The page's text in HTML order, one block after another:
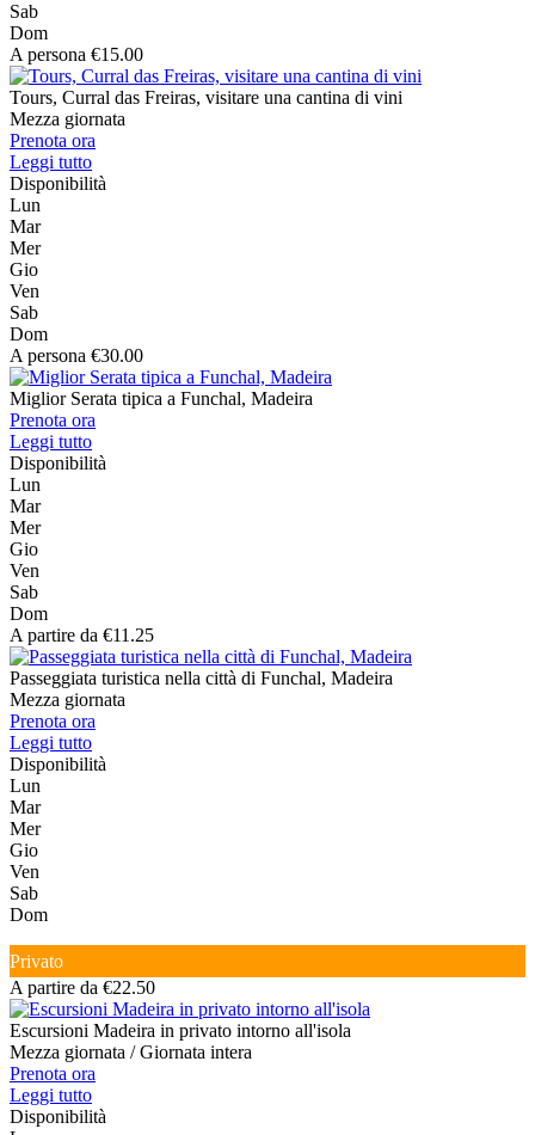
Sab
Dom
A persona €15.00
Tours, Curral das Freiras, visitare una cantina di vini
Mezza giornata
Prenota ora
Leggi tutto
Disponibilità
Lun
Mar
Mer
Gio
Ven
Sab
Dom
A persona €30.00
Miglior Serata tipica a Funchal, Madeira
Prenota ora
Leggi tutto
Disponibilità
Lun
Mar
Mer
Gio
Ven
Sab
Dom
A partire da €11.25
Passeggiata turistica nella città di Funchal, Madeira
Mezza giornata
Prenota ora
Leggi tutto
Disponibilità
Lun
Mar
Mer
Gio
Ven
Sab
Dom
Privato
A partire da €22.50
Escursioni Madeira in privato intorno all'isola
Mezza giornata / Giornata intera
Prenota ora
Leggi tutto
Disponibilità